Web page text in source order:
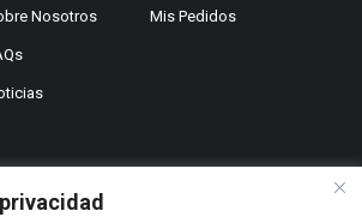
Nosotros Mis Pedidos